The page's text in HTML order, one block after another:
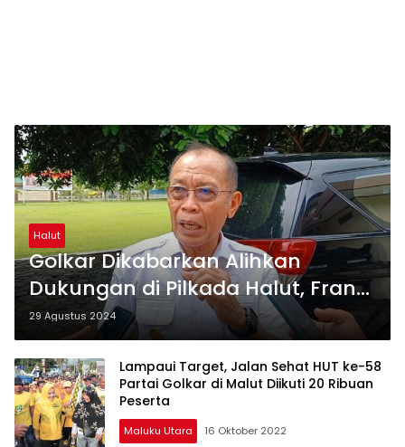
Halut
Golkar Dikabarkan Alihkan
Dukungan di Pilkada Halut, Frans:
Isu Tidak Benar, Piet-Kasman
Sudah Mendaftar ke KPU
29 Agustus 2024
Lampaui Target, Jalan Sehat HUT ke-58
Partai Golkar di Malut Diikuti 20 Ribuan
Peserta
Maluku Utara 16 Oktober 2022